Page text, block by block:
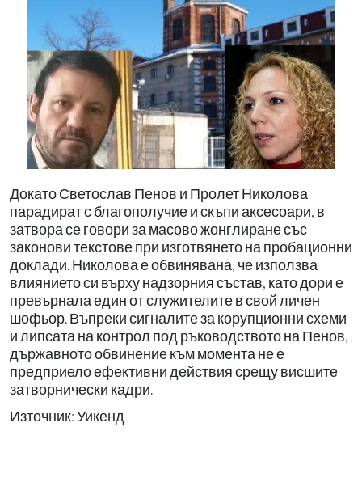
Докато Светослав Пенов и Пролет Николова
парадират с благополучие и скъпи аксесоари, в
затвора се говори за масово жонглиране със
законови текстове при изготвянето на пробационни
доклади. Николова е обвинявана, че използва
влиянието си върху надзорния състав, като дори е
превърнала един от служителите в свой личен
шофьор. Въпреки сигналите за корупционни схеми
и липсата на контрол под ръководството на Пенов,
държавното обвинение към момента не е
предприело ефективни действия срещу висшите
затворнически кадри.
Източник: Уикенд